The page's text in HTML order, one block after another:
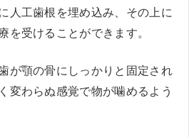
人工歯根を埋め込み、その上に
を受けることができます。
が顎の骨にしっかりと固定され
変わらぬ感覚で物が噛めるよう